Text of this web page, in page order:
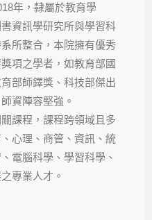
年，隸屬於教育學
資訊學研究所與學習科
所整合，本院擁有優秀
項之學者，如教育部國
部師鐸獎、科技部傑出
資陣容堅強。
課程，課程跨領域且多
心理、商管、資訊、統
電腦科學、學習科學、
專業人才。